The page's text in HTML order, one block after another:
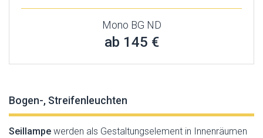
Mono BG ND
ab 145 €
Bogen-, Streifenleuchten
Seillampe werden als Gestaltungselement in Innenräumen